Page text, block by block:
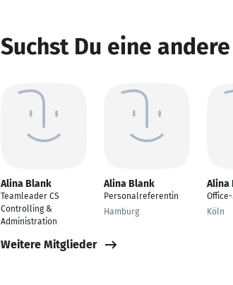
Suchst Du eine
Alina Blank
Teamleader CS
Controlling &
Administration
Alina Blank
Personalreferentin
Hamburg
Alina
Köln
Weitere Mitglieder